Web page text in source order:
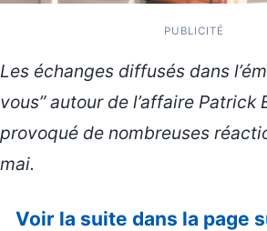
PUBLICITÉ
Les échanges diffusés dans
vous” autour de l’affaire Patrick
provoqué de nombreuses
mai.
Voir la suite dans la page